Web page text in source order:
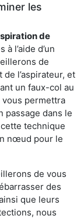
les
de
l’aide d’un
de
l’aspirateur, et
un faux-col au
vous permettra
passage dans le
technique
nœud pour le
de vous
des
que leurs
nous